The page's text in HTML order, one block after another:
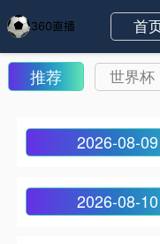
首
推荐 世界杯
2026-08-
2026-08-